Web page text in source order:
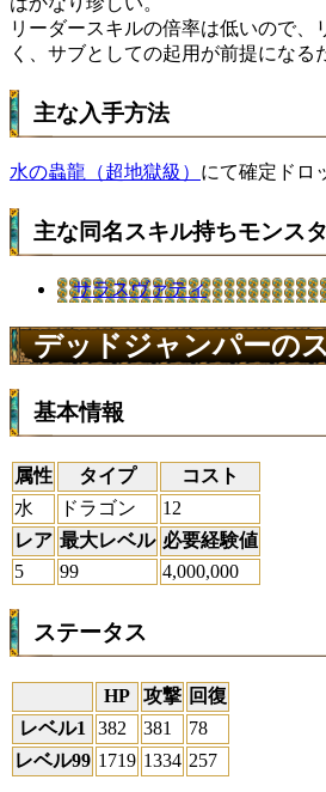
リーダースキルの倍率は低いので、
く、サブとしての起用が前提になる
主な入手方法
水の蟲龍（超地獄級） にて確定ドロ
主な同名スキル持ちモンス
サラスヴァティ
デッドジャンパーの
基本情報
属性 タイプ
コスト
水
ドラゴン
12
レア 最大レベル 必要経験値
5
99 4,000,000
ステータス
HP 攻撃 回復
レベル1
382 381
78
レベル99 1719 1334 257